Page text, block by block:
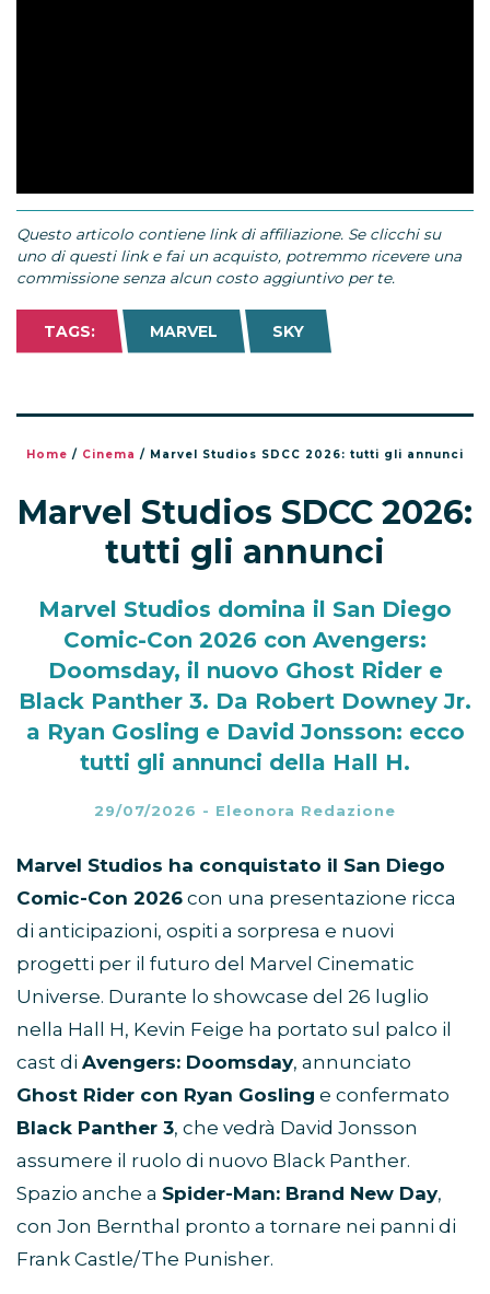
Questo articolo contiene link di affiliazione. Se clicchi su
uno di questi link e fai un acquisto, potremmo ricevere una
commissione senza alcun costo aggiuntivo per te.
TAGS: MARVEL SKY
Home / Cinema / Marvel Studios SDCC 2026: tutti gli annunci
Marvel Studios SDCC 2026:
tutti gli annunci
Marvel Studios domina il San Diego
Comic-Con 2026 con Avengers:
Doomsday, il nuovo Ghost Rider e
Black Panther 3. Da Robert Downey Jr.
a Ryan Gosling e David Jonsson: ecco
tutti gli annunci della Hall H.
29/07/2026 - Eleonora Redazione
Marvel Studios ha conquistato il San Diego
Comic-Con 2026 con una presentazione ricca
di anticipazioni, ospiti a sorpresa e nuovi
progetti per il futuro del Marvel Cinematic
Universe. Durante lo showcase del 26 luglio
nella Hall H, Kevin Feige ha portato sul palco il
cast di Avengers: Doomsday, annunciato
Ghost Rider con Ryan Gosling e confermato
Black Panther 3, che vedrà David Jonsson
assumere il ruolo di nuovo Black Panther.
Spazio anche a Spider-Man: Brand New Day,
con Jon Bernthal pronto a tornare nei panni di
Frank Castle/The Punisher.